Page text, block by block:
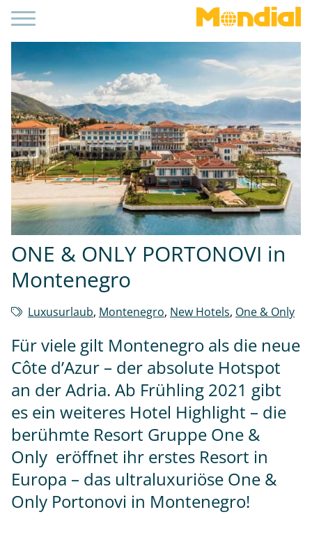
ONE & ONLY PORTONOVI in
Montenegro
Luxusurlaub, Montenegro, New Hotels, One & Only
Für viele gilt Montenegro als die neue
Côte d’Azur – der absolute Hotspot
an der Adria. Ab Frühling 2021 gibt
es ein weiteres Hotel Highlight – die
berühmte Resort Gruppe One &
Only eröffnet ihr erstes Resort in
Europa – das ultraluxuriöse One &
Only Portonovi in Montenegro!